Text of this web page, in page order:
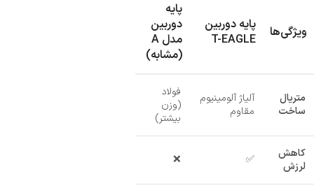
ویژگی‌ها
پایه دوربین
T-EAGLE
پایه
دوربین
مدل A
(مشابه)
متریال
ساخت
آلیاژ آلومینیوم
مقاوم
فولاد
(وزن
بیشتر)
کاهش
لرزش
✅
❌